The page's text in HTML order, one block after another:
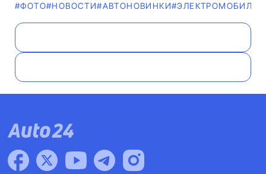
#ФОТО#НОВОСТИ#AВТОНОВИНКИ#ЭЛЕКТРОМОБИЛЬ